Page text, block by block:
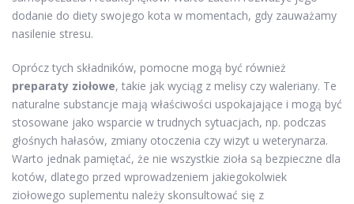
dodanie do diety swojego kota w momentach, gdy zauważamy
nasilenie stresu.
Oprócz tych składników, pomocne mogą być również
preparaty ziołowe, takie jak wyciąg z melisy czy waleriany. Te
naturalne substancje mają właściwości uspokajające i mogą być
stosowane jako wsparcie w trudnych sytuacjach, np. podczas
głośnych hałasów, zmiany otoczenia czy wizyt u weterynarza.
Warto jednak pamiętać, że nie wszystkie zioła są bezpieczne dla
kotów, dlatego przed wprowadzeniem jakiegokolwiek
ziołowego suplementu należy skonsultować się z